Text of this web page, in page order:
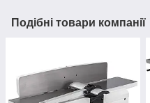
Подібні товари компанії